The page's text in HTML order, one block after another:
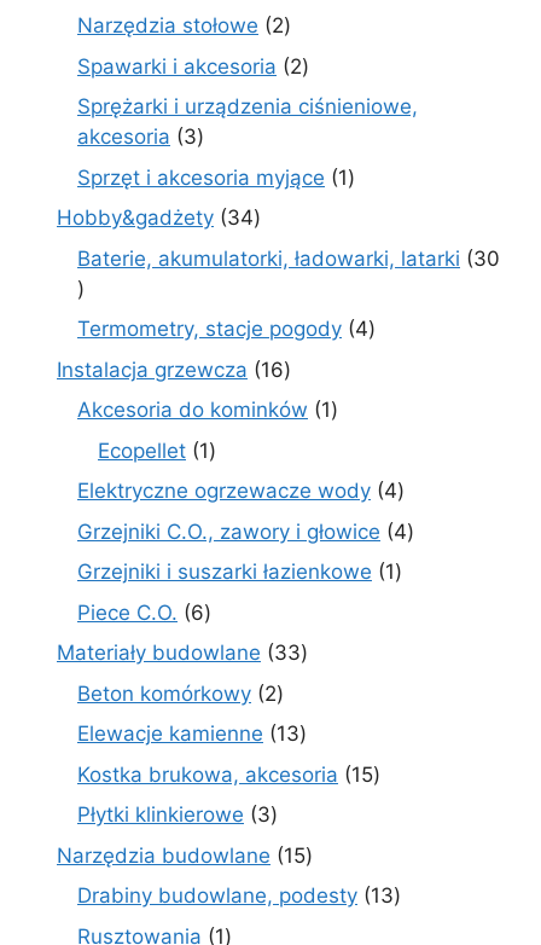
produkty
Narzędzia stołowe 22
produkty
Spawarki i akcesoria 22
produkty
Sprężarki i urządzenia ciśnieniowe,
akcesoria
33
produkty
Sprzęt i akcesoria myjące 11
Hobby&gadżety 3434
produkty
Baterie, akumulatorki, ładowarki, latarki
30
30
produktów
Termometry, stacje pogody 44
Instalacja grzewcza 1616
produktów
Akcesoria do kominków 11
Ecopellet 11
Elektryczne ogrzewacze wody 44
produkty
Grzejniki C.O., zawory i głowice 44
Grzejniki i suszarki łazienkowe 11
Piece C.O. 66
produktów
Materiały budowlane 3333
Beton komórkowy 22
produkty
Elewacje kamienne 1313
produktów
Kostka brukowa, akcesoria 1515
Płytki klinkierowe 33
produkty
Narzędzia budowlane 1515
produktów
Drabiny budowlane, podesty 1313
Rusztowania 11